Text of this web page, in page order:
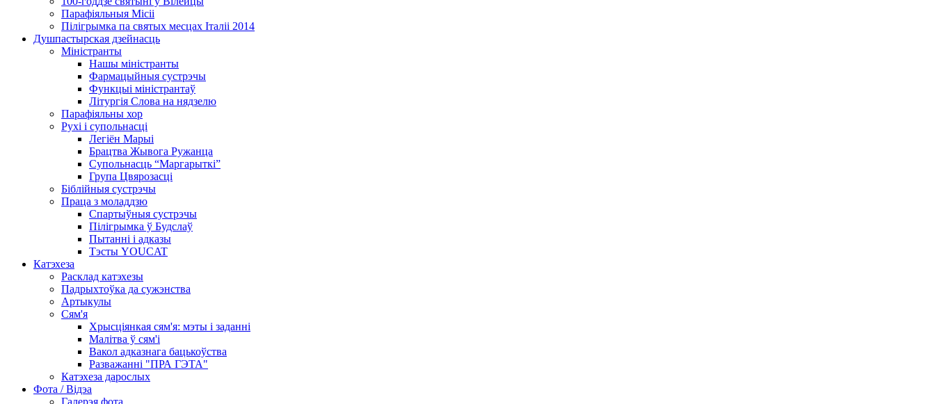
Парафіяльныя Місіі
Пілігрымка па святых месцах Італіі 2014
Душпастырская дзейнасць
Міністранты
Нашы міністранты
Фармацыйныя сустрэчы
Функцыі міністрантаў
Літургія Слова на нядзелю
Парафіяльны хор
Рухі і супольнасці
Легіён Марыі
Брацтва Жывога Ружанца
Супольнасць “Маргарыткі”
Група Цвярозасці
Біблійныя сустрэчы
Праца з моладдзю
Спартыўныя сустрэчы
Пілігрымка ў Будслаў
Пытанні і адказы
Тэсты YOUCAT
Катэхеза
Расклад катэхезы
Падрыхтоўка да сужэнства
Артыкулы
Сям'я
Хрысціянкая сям'я: мэты і заданні
Малітва ў сям'і
Вакол адказнага бацькоўства
Разважанні "ПРА ГЭТА"
Катэхеза дарослых
Фота / Відэа
Галерэя фота